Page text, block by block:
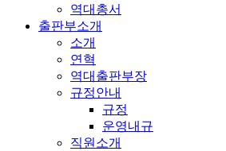
역대총서
출판부소개
소개
연혁
역대출판부장
규정안내
규정
운영내규
직원소개